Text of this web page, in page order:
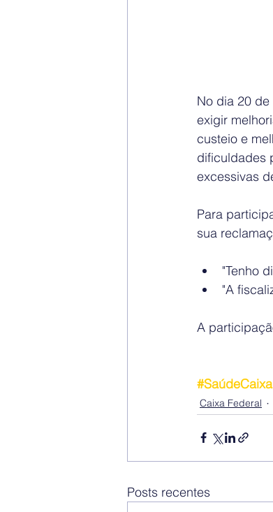
No dia 20
exigir
custeio e
dificuldades
excessivas
Para
sua
"Tenho
"A
A
#SaúdeCaixa
Caixa Federal
Posts recentes